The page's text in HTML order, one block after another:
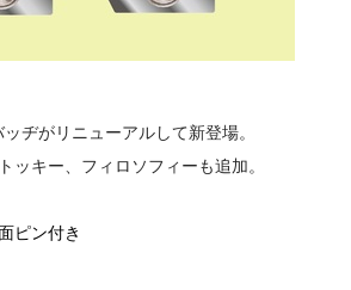
ヂがリニューアルして新登場。
ッキー、フィロソフィーも追加。
ン付き